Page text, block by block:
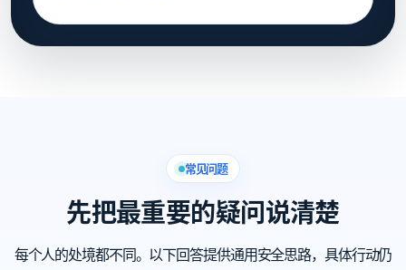
常见问题
先把最重要的疑问说清楚
每个人的处境都不同。以下回答提供通用安全思路，具体行动仍